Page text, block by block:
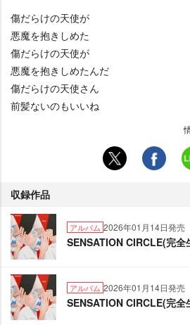
傷だらけの天使が
悪魔を抱きしめた
傷だらけの天使が
悪魔を抱きしめたんだ
傷だらけの天使さん
前髪ないのもいいね
収録作品
アルバム 2026年01月14日発売
SENSATION CIRCLE(完全
アルバム 2026年01月14日発売
SENSATION CIRCLE(完全